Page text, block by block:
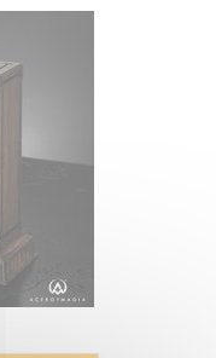
Hermione
Oficial
de
ha sido
al
en la
y el
Azkaban